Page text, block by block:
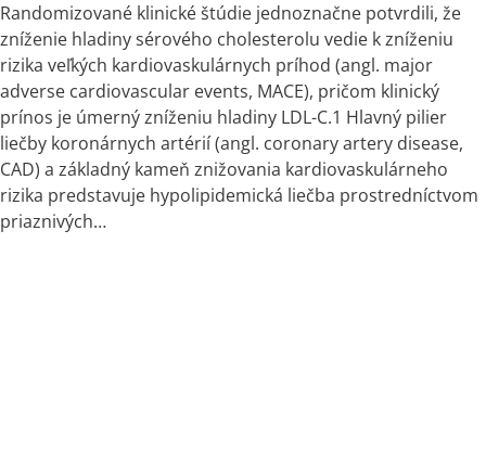
Randomizované klinické štúdie jednoznačne potvrdili, že
zníženie hladiny sérového cholesterolu vedie k zníženiu
rizika veľkých kardiovaskulárnych príhod (angl. major
adverse cardiovascular events, MACE), pričom klinický
prínos je úmerný zníženiu hladiny LDL-C.1 Hlavný pilier
liečby koronárnych artérií (angl. coronary artery disease,
CAD) a základný kameň znižovania kardiovaskulárneho
rizika predstavuje hypolipidemická liečba prostredníctvom
priaznivých…